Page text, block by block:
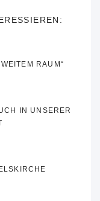
RAUM“
IN UNSERER